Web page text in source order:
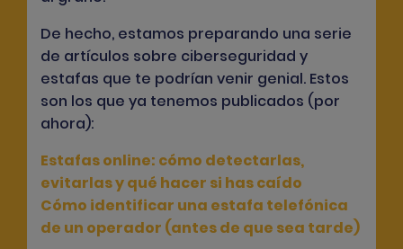
De hecho, estamos preparando una serie
de artículos sobre ciberseguridad y
estafas que te podrían venir genial. Estos
son los que ya tenemos publicados (por
ahora):
Estafas online: cómo detectarlas,
evitarlas y qué hacer si has caído
Cómo identificar una estafa telefónica
de un operador (antes de que sea tarde)